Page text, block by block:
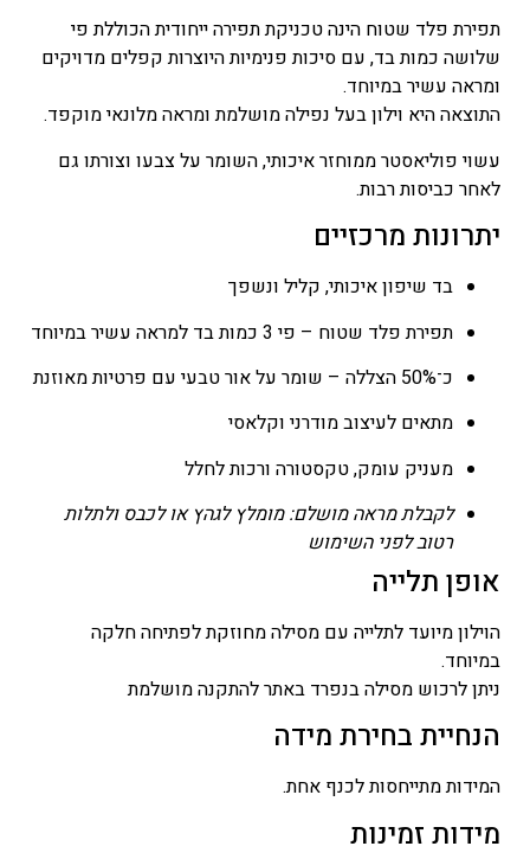
תפירת פלד שטוח הינה טכניקת תפירה ייחודית הכוללת פי
שלושה כמות בד, עם סיכות פנימיות היוצרות קפלים מדויקים
ומראה עשיר במיוחד.
התוצאה היא וילון בעל נפילה מושלמת ומראה מלונאי מוקפד.
עשוי פוליאסטר ממוחזר איכותי, השומר על צבעו וצורתו גם
לאחר כביסות רבות.
יתרונות מרכזיים
בד שיפון איכותי, קליל ונשפך
תפירת פלד שטוח – פי 3 כמות בד למראה עשיר במיוחד
כ־50% הצללה – שומר על אור טבעי עם פרטיות מאוזנת
מתאים לעיצוב מודרני וקלאסי
מעניק עומק, טקסטורה ורכות לחלל
לקבלת מראה מושלם: מומלץ לגהץ או לכבס ולתלות
רטוב לפני השימוש
אופן תלייה
הוילון מיועד לתלייה עם מסילה מחוזקת לפתיחה חלקה
במיוחד.
ניתן לרכוש מסילה בנפרד באתר להתקנה מושלמת
הנחיית בחירת מידה
המידות מתייחסות לכנף אחת.
מידות זמינות